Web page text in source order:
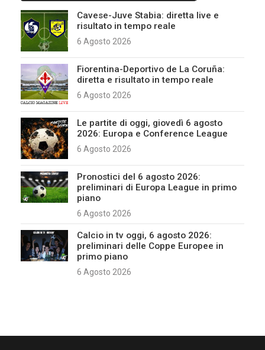
Cavese-Juve Stabia: diretta live e
risultato in tempo reale
6 Agosto 2026
Fiorentina-Deportivo de La Coruña:
diretta e risultato in tempo reale
6 Agosto 2026
Le partite di oggi, giovedì 6 agosto
2026: Europa e Conference League
6 Agosto 2026
Pronostici del 6 agosto 2026:
preliminari di Europa League in primo
piano
6 Agosto 2026
Calcio in tv oggi, 6 agosto 2026:
preliminari delle Coppe Europee in
primo piano
6 Agosto 2026